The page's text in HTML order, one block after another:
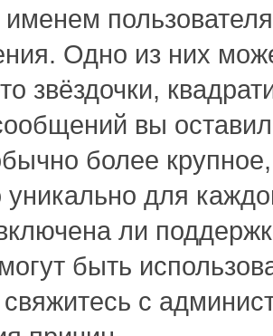
Одно из них
звёздочки,
вы
более
для
ли
быть
с